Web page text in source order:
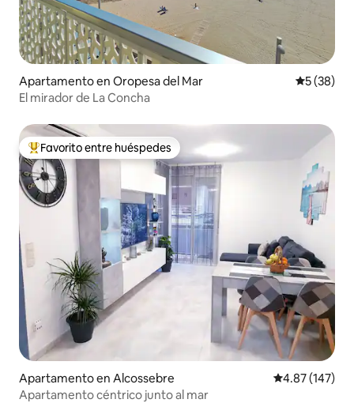
Apartamento en Oropesa del Mar
5 (38)
El mirador de La Concha
Favorito entre huéspedes preferido
Favorito entre huéspedes
Apartamento en Alcossebre Calificación
4.87 (147)
Apartamento céntrico junto al mar